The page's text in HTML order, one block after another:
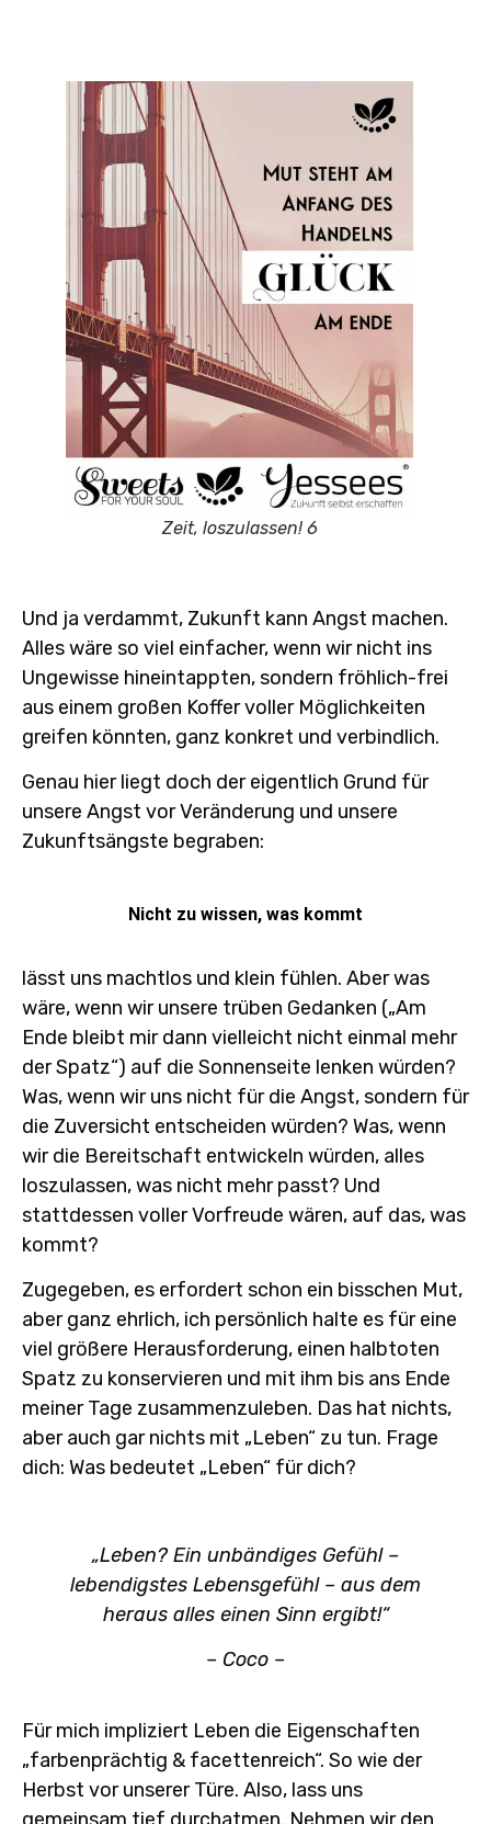
Zeit, loszulassen! 6
Und ja verdammt, Zukunft kann Angst machen.
Alles wäre so viel einfacher, wenn wir nicht ins
Ungewisse hineintappten, sondern fröhlich-frei
aus einem großen Koffer voller Möglichkeiten
greifen könnten, ganz konkret und verbindlich.
Genau hier liegt doch der eigentlich Grund für
unsere Angst vor Veränderung und unsere
Zukunftsängste begraben:
Nicht zu wissen, was kommt
lässt uns machtlos und klein fühlen. Aber was
wäre, wenn wir unsere trüben Gedanken („Am
Ende bleibt mir dann vielleicht nicht einmal mehr
der Spatz“) auf die Sonnenseite lenken würden?
Was, wenn wir uns nicht für die Angst, sondern für
die Zuversicht entscheiden würden? Was, wenn
wir die Bereitschaft entwickeln würden, alles
loszulassen, was nicht mehr passt? Und
stattdessen voller Vorfreude wären, auf das, was
kommt?
Zugegeben, es erfordert schon ein bisschen Mut,
aber ganz ehrlich, ich persönlich halte es für eine
viel größere Herausforderung, einen halbtoten
Spatz zu konservieren und mit ihm bis ans Ende
meiner Tage zusammenzuleben. Das hat nichts,
aber auch gar nichts mit „Leben“ zu tun. Frage
dich: Was bedeutet „Leben“ für dich?
„Leben? Ein unbändiges Gefühl –
lebendigstes Lebensgefühl – aus dem
heraus alles einen Sinn ergibt!“
– Coco –
Für mich impliziert Leben die Eigenschaften
„farbenprächtig & facettenreich“. So wie der
Herbst vor unserer Türe. Also, lass uns